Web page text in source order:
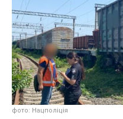
фото: Нацполіція